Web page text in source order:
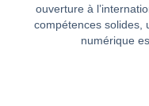
ouverture à
compétences solides,
numérique